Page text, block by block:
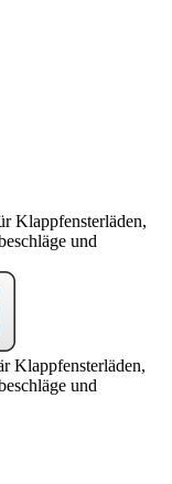
Klappfensterläden,
und
Klappfensterläden,
und